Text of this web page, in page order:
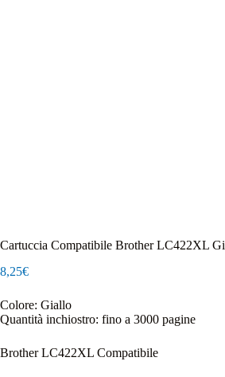
Cartuccia Compatibile Brother LC422XL
8,25€
Colore: Giallo
Quantità inchiostro: fino a 3000 pagine
Brother LC422XL Compatibile